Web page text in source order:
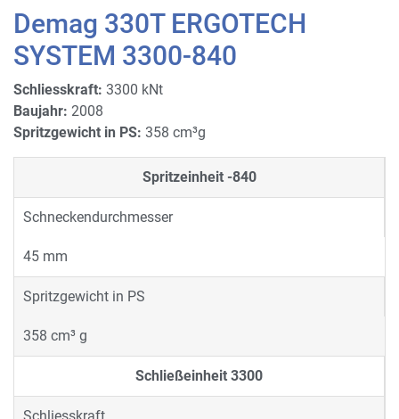
Demag 330T ERGOTECH
SYSTEM 3300-840
Schliesskraft: 3300 kNt
Baujahr: 2008
Spritzgewicht in PS: 358 cm³g
Spritzeinheit -840
Schneckendurchmesser
45 mm
Spritzgewicht in PS
358 cm³ g
Schließeinheit 3300